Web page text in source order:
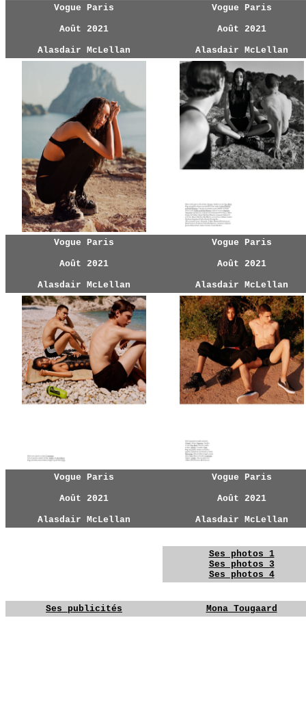
Vogue Paris
Août 2021
Alasdair McLellan
Vogue Paris
Août 2021
Alasdair McLellan
Vogue Paris
Août 2021
Alasdair McLellan
Vogue Paris
Août 2021
Alasdair McLellan
Vogue Paris
Août 2021
Alasdair McLellan
Vogue Paris
Août 2021
Alasdair McLellan
Ses photos 1
Ses photos 3
Ses photos 4
Ses publicités Mona Tougaard